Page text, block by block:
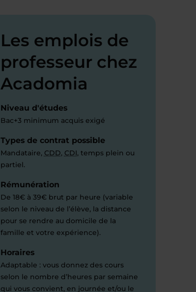
Les emplois de
professeur chez
Acadomia
Niveau d'études
Bac+3 minimum acquis exigé
Types de contrat possible
Mandataire, CDD, CDI, temps plein ou
partiel.
Rémunération
De 18€ à 39€ brut par heure (variable
selon le niveau de l’élève, la distance
pour se rendre au domicile de la
famille et votre expérience).
Horaires
Adaptable : vous donnez des cours
selon le nombre d’heures par semaine
qui vous convient, en journée et/ou le